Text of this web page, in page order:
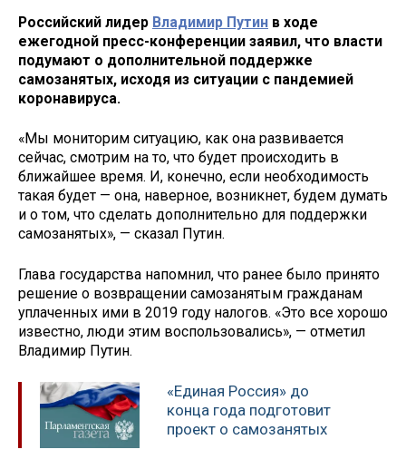
Российский лидер Владимир Путин в ходе
ежегодной пресс-конференции заявил, что власти
подумают о дополнительной поддержке
самозанятых, исходя из ситуации с пандемией
коронавируса.
«Мы мониторим ситуацию, как она развивается
сейчас, смотрим на то, что будет происходить в
ближайшее время. И, конечно, если необходимость
такая будет — она, наверное, возникнет, будем думать
и о том, что сделать дополнительно для поддержки
самозанятых», — сказал Путин.
Глава государства напомнил, что ранее было принято
решение о возвращении самозанятым гражданам
уплаченных ими в 2019 году налогов. «Это все хорошо
известно, люди этим воспользовались», — отметил
Владимир Путин.
«Единая Россия» до
конца года подготовит
проект о самозанятых